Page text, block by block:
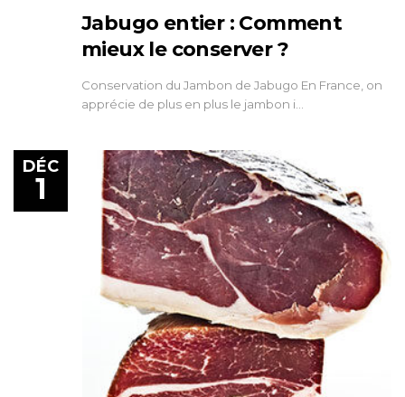
Jabugo entier : Comment
mieux le conserver ?
Conservation du Jambon de Jabugo En France, on
apprécie de plus en plus le jambon i…
DÉC
1